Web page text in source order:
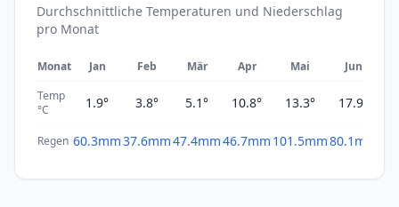
Durchschnittliche Temperaturen und Niederschlag
pro Monat
Monat Jan Feb Mär Apr Mai Jun
Temp
°C
1.9° 3.8° 5.1° 10.8° 13.3° 17.9°
Regen 60.3mm37.6mm47.4mm46.7mm 101.5mm80.1mm